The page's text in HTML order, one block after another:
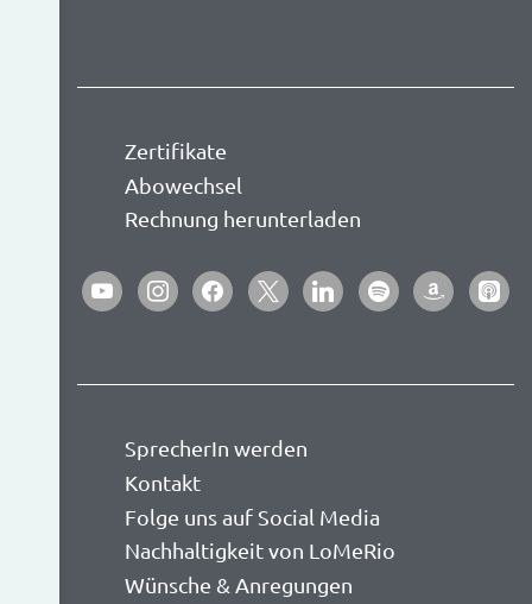
Zertifikate
Abowechsel
Rechnung herunterladen
youtubeinstagramfacebook
x linkedinspotifyamazonapple-
SprecherIn werden
Kontakt
Folge uns auf Social Media
Nachhaltigkeit von LoMeRio
Wünsche & Anregungen